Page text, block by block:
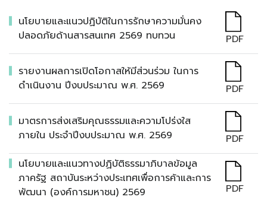
นโยบายและแนวปฏิบัติในการรักษาความมั่นคง
ปลอดภัยด้านสารสนเทศ 2569 ทบทวน
PDF
รายงานผลการเปิดโอกาสให้มีส่วนร่วม ในการ
ดำเนินงาน ปีงบประมาณ พ.ศ. 2569
PDF
มาตรการส่งเสริมคุณธรรมและความโปร่งใส
ภายใน ประจำปีงบประมาณ พ.ศ. 2569
PDF
นโยบายและแนวทางปฏิบัติธรรมาภิบาลข้อมูล
ภาครัฐ สถาบันระหว่างประเทศเพื่อการค้าและการ
พัฒนา (องค์การมหาชน) 2569
PDF